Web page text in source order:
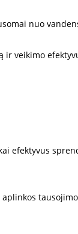
nuo
ir veikimo
efektyvus